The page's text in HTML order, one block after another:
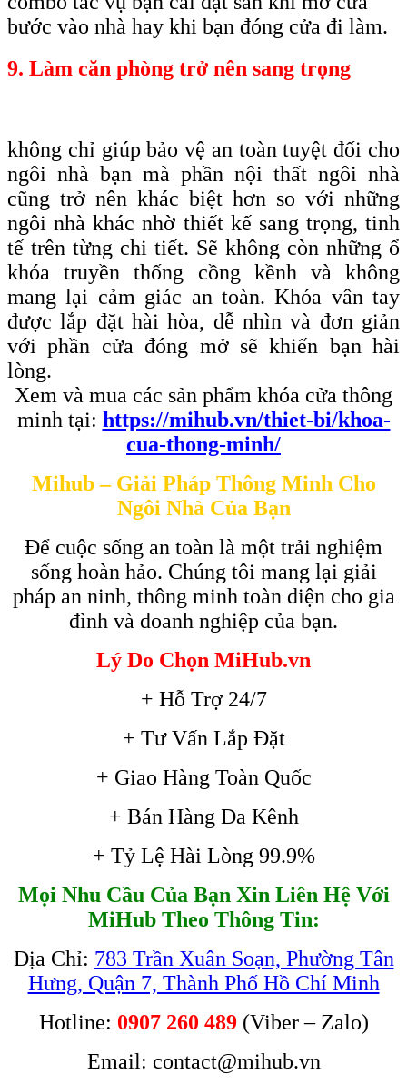
bước vào nhà hay khi bạn đóng cửa đi làm.
9. Làm căn phòng trở nên sang trọng
không chỉ giúp bảo vệ an toàn tuyệt đối cho
ngôi nhà bạn mà phần nội thất ngôi nhà
cũng trở nên khác biệt hơn so với những
ngôi nhà khác nhờ thiết kế sang trọng, tinh
tế trên từng chi tiết. Sẽ không còn những ổ
khóa truyền thống cồng kềnh và không
mang lại cảm giác an toàn. Khóa vân tay
được lắp đặt hài hòa, dễ nhìn và đơn giản
với phần cửa đóng mở sẽ khiến bạn hài
lòng.
Xem và mua các sản phẩm khóa cửa thông
minh tại: https://mihub.vn/thiet-bi/khoa-
cua-thong-minh/
Mihub – Giải Pháp Thông Minh Cho
Ngôi Nhà Của Bạn
Để cuộc sống an toàn là một trải nghiệm
sống hoàn hảo. Chúng tôi mang lại giải
pháp an ninh, thông minh toàn diện cho gia
đình và doanh nghiệp của bạn.
Lý Do Chọn MiHub.vn
+ Hỗ Trợ 24/7
+ Tư Vấn Lắp Đặt
+ Giao Hàng Toàn Quốc
+ Bán Hàng Đa Kênh
+ Tỷ Lệ Hài Lòng 99.9%
Mọi Nhu Cầu Của Bạn Xin Liên Hệ Với
MiHub Theo Thông Tin:
Địa Chỉ: 783 Trần Xuân Soạn, Phường Tân
Hưng, Quận 7, Thành Phố Hồ Chí Minh
Hotline: 0907 260 489(Viber – Zalo)
Email: contact@mihub.vn